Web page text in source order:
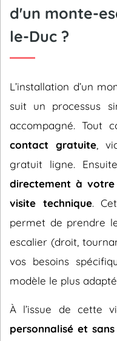
d'un monte-
le-Duc ?
L’installation d’un
suit un processus
accompagné. Tout
contact gratuite ,
gratuit ligne.
directement à votre
visite technique.
permet de prendre
escalier (droit,
vos besoins
modèle le plus
À l’issue de cette
personnalisé et